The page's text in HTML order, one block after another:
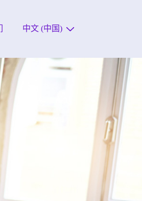
中文 (中国)